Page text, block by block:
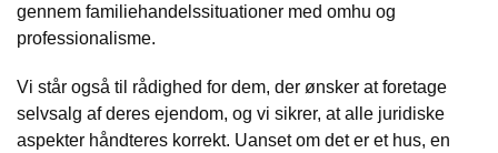
gennem familiehandelssituationer med omhu og
professionalisme.
Vi står også til rådighed for dem, der ønsker at foretage
selvsalg af deres ejendom, og vi sikrer, at alle juridiske
aspekter håndteres korrekt. Uanset om det er et hus, en